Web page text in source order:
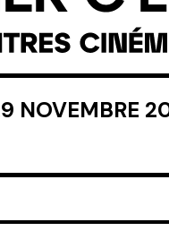
NOVEMBRE